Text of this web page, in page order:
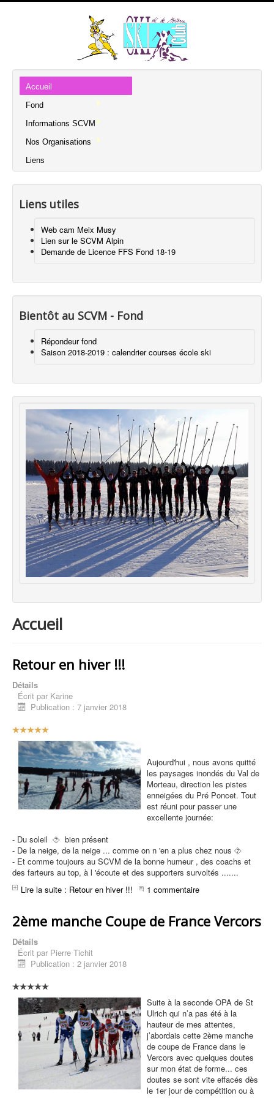
Accueil
Fond
Informations SCVM
Nos Organisations
Liens
Liens utiles
Web cam Meix Musy
Lien sur le SCVM Alpin
Demande de Licence FFS Fond 18-19
Bientôt au SCVM - Fond
Répondeur fond
Saison 2018-2019 : calendrier courses école ski
Accueil
Retour en hiver !!!
Détails
Écrit par Karine
Publication : 7 janvier 2018
V
a
t
e
u
r
:
5
/
Aujourd'hui , nous avons quitté
les paysages inondés du Val de
Morteau, direction les pistes
enneigées du Pré Poncet. Tout
est réuni pour passer une
excellente journée:
- Du soleil ⯑ bien présent
- De la neige, de la neige ... comme on n 'en a plus chez nous ⯑
- Et comme toujours au SCVM de la bonne humeur , des coachs et
des farteurs au top, à l 'écoute et des supporters survoltés .......
Lire la suite : Retour en hiver !!!
1 commentaire
2ème manche Coupe de France Vercors
Détails
Écrit par Pierre Tichit
Publication : 2 janvier 2018
Suite à la seconde OPA de St
Ulrich qui n’a pas été à la
hauteur de mes attentes,
j’abordais cette 2ème manche
de coupe de France dans le
Vercors avec quelques doutes
sur mon état de forme... ces
doutes se sont vite effacés dès
le 1er jour de compétition ou à